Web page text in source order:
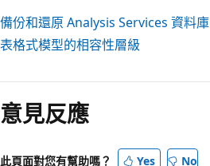
備份和還原 Analysis Services 資料庫
表格式模型的相容性層級
意見反應
此頁面對您有幫助嗎？ Yes No